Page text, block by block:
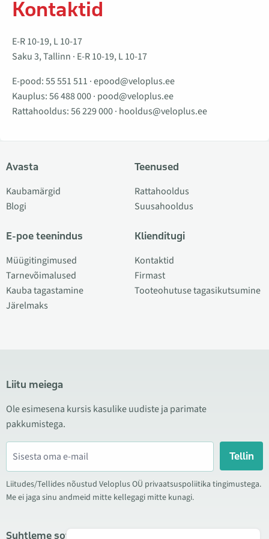
Kontaktid
E-R 10-19, L 10-17
Saku 3, Tallinn · E-R 10-19, L 10-17
E-pood:55 551 511 ·epood@veloplus.ee
Kauplus:56 488 000· pood@veloplus.ee
Rattahooldus:56 229 000· hooldus@veloplus.ee
Avasta
Kaubamärgid
Blogi
E-poe teenindus
Müügitingimused
Tarnevõimalused
Kauba tagastamine
Järelmaks
Teenused
Rattahooldus
Suusahooldus
Klienditugi
Kontaktid
Firmast
Tooteohutuse tagasikutsumine
Liitu meiega
Ole esimesena kursis kasulike uudiste ja parimate
pakkumistega.
Tellin
Liitudes/Tellides nõustud Veloplus OÜ privaatsuspoliitika tingimustega.
Me ei jaga sinu andmeid mitte kellegagi mitte kunagi.
Suhtleme sotsiaalmeedias